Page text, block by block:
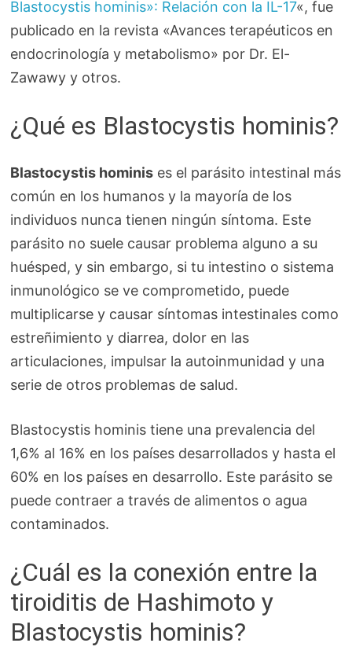
Blastocystis hominis»: Relación con la IL-17«, fue
publicado en la revista «Avances terapéuticos en
endocrinología y metabolismo» por Dr. El-
Zawawy y otros.
¿Qué es Blastocystis hominis?
Blastocystis hominis es el parásito intestinal más
común en los humanos y la mayoría de los
individuos nunca tienen ningún síntoma. Este
parásito no suele causar problema alguno a su
huésped, y sin embargo, si tu intestino o sistema
inmunológico se ve comprometido, puede
multiplicarse y causar síntomas intestinales como
estreñimiento y diarrea, dolor en las
articulaciones, impulsar la autoinmunidad y una
serie de otros problemas de salud.
Blastocystis hominis tiene una prevalencia del
1,6% al 16% en los países desarrollados y hasta el
60% en los países en desarrollo. Este parásito se
puede contraer a través de alimentos o agua
contaminados.
¿Cuál es la conexión entre la
tiroiditis de Hashimoto y
Blastocystis hominis?